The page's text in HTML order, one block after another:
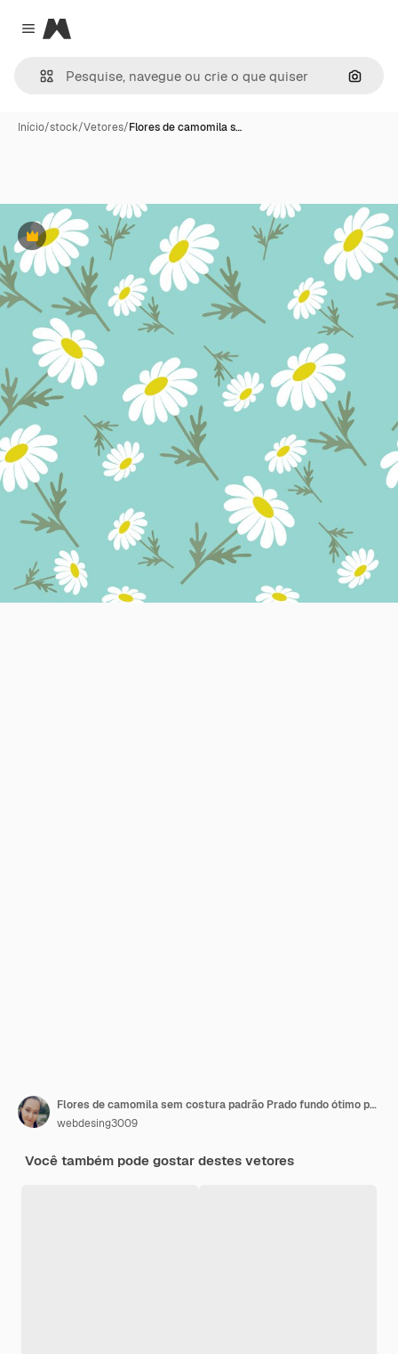
Close menu
Magnific
Início/stock/Vetores/Flores de camomila s…
Premium
Flores de camomila sem costura padrão Prado fundo ótimo para banners têxteis de primavera ou verão
webdesing3009
Você também pode gostar destes vetores